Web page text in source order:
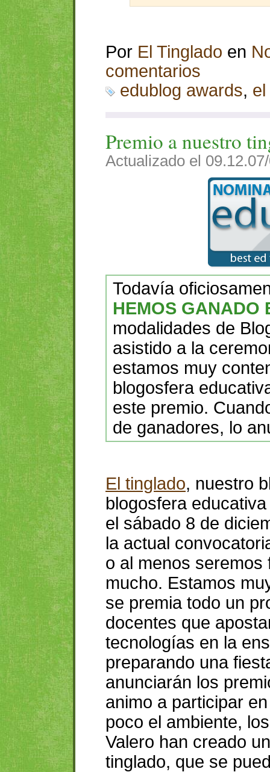
Por El Tinglado en
comentarios
edublog awards, el
Premio a nuestro
Actualizado el
Todavía
HEMOS GANADO
modalidades de
asistido a la
estamos muy
blogosfera
este premio.
de ganadores, lo
El tinglado, nuestro
blogosfera
el sábado 8 de
la actual
o al menos seremos
mucho. Estamos
se premia todo un
docentes que
tecnologías en la
preparando una
anunciarán los
animo a participar
poco el ambiente,
Valero han creado
tinglado, que se